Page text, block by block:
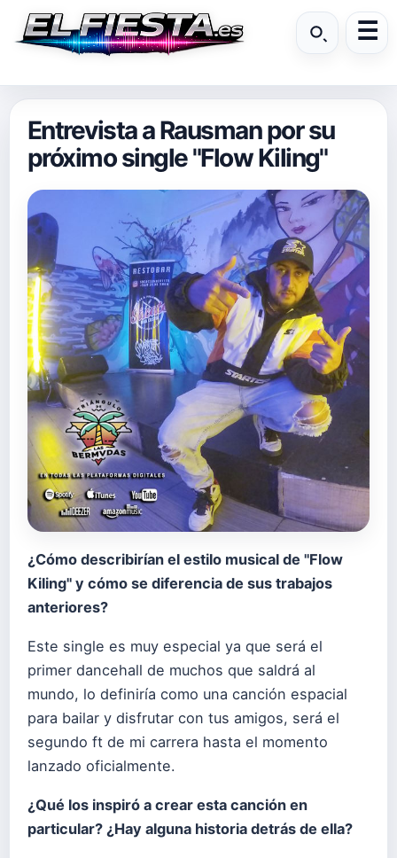
Entrevista a Rausman por su
próximo single "Flow Kiling"
¿Cómo describirían el estilo musical de "Flow
Kiling" y cómo se diferencia de sus trabajos
anteriores?
Este single es muy especial ya que será el
primer dancehall de muchos que saldrá al
mundo, lo definiría como una canción espacial
para bailar y disfrutar con tus amigos, será el
segundo ft de mi carrera hasta el momento
lanzado oficialmente.
¿Qué los inspiró a crear esta canción en
particular? ¿Hay alguna historia detrás de ella?